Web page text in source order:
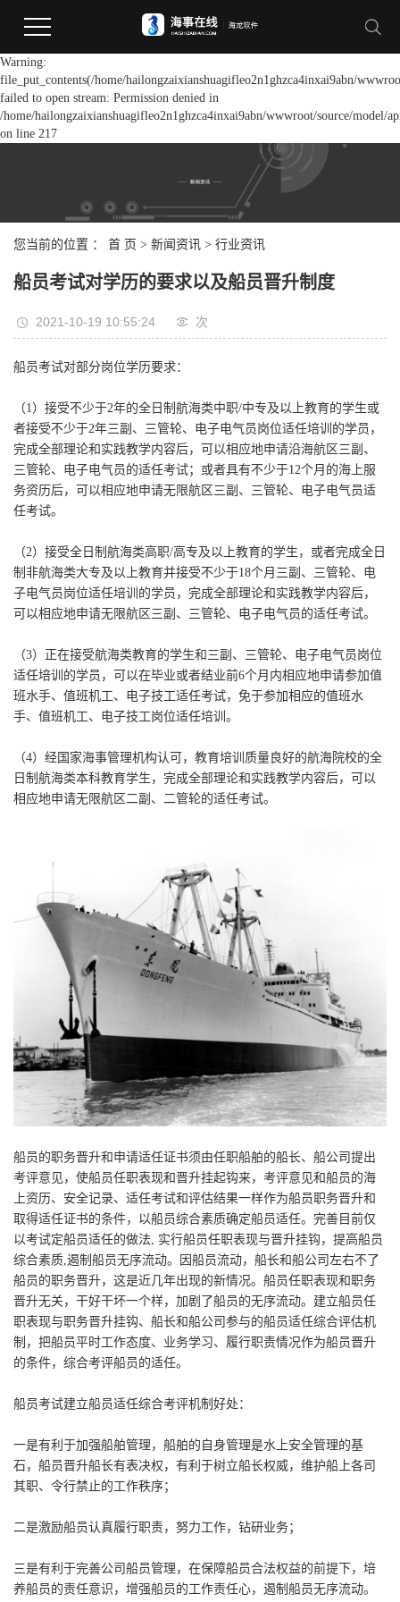
Warning:
file_put_contents(/home/hailongzaixianshuagifleo2n1ghzca4inxai9abn/
failed to open stream: Permission denied in
/home/hailongzaixianshuagifleo2n1ghzca4inxai9abn/wwwroot/source/model/
on line 217
您当前的位置 ： 首 页 > 新闻资讯 > 行业资讯
船员考试对学历的要求以及船员晋升制度
2021-10-19 10:55:24 次
船员考试对部分岗位学历要求：
（1）接受不少于2年的全日制航海类中职/中专及以上教育的学生或
者接受不少于2年三副、三管轮、电子电气员岗位适任培训的学员，
完成全部理论和实践教学内容后，可以相应地申请沿海航区三副、
三管轮、电子电气员的适任考试；或者具有不少于12个月的海上服
务资历后，可以相应地申请无限航区三副、三管轮、电子电气员适
任考试。
（2）接受全日制航海类高职/高专及以上教育的学生，或者完成全日
制非航海类大专及以上教育并接受不少于18个月三副、三管轮、电
子电气员岗位适任培训的学员，完成全部理论和实践教学内容后，
可以相应地申请无限航区三副、三管轮、电子电气员的适任考试。
（3）正在接受航海类教育的学生和三副、三管轮、电子电气员岗位
适任培训的学员，可以在毕业或者结业前6个月内相应地申请参加值
班水手、值班机工、电子技工适任考试，免于参加相应的值班水
手、值班机工、电子技工岗位适任培训。
（4）经国家海事管理机构认可，教育培训质量良好的航海院校的全
日制航海类本科教育学生，完成全部理论和实践教学内容后，可以
相应地申请无限航区二副、二管轮的适任考试。
船员的职务晋升和申请适任证书须由任职船舶的船长、船公司提出
考评意见，使船员任职表现和晋升挂起钩来，考评意见和船员的海
上资历、安全记录、适任考试和评估结果一样作为船员职务晋升和
取得适任证书的条件，以船员综合素质确定船员适任。完善目前仅
以考试定船员适任的做法, 实行船员任职表现与晋升挂钩，提高船员
综合素质,遏制船员无序流动。因船员流动，船长和船公司左右不了
船员的职务晋升，这是近几年出现的新情况。船员任职表现和职务
晋升无关，干好干坏一个样，加剧了船员的无序流动。建立船员任
职表现与职务晋升挂钩、船长和船公司参与的船员适任综合评估机
制，把船员平时工作态度、业务学习、履行职责情况作为船员晋升
的条件，综合考评船员的适任。
船员考试建立船员适任综合考评机制好处：
一是有利于加强船舶管理，船舶的自身管理是水上安全管理的基
石，船员晋升船长有表决权，有利于树立船长权威，维护船上各司
其职、令行禁止的工作秩序；
二是激励船员认真履行职责，努力工作，钻研业务；
三是有利于完善公司船员管理，在保障船员合法权益的前提下，培
养船员的责任意识，增强船员的工作责任心，遏制船员无序流动。